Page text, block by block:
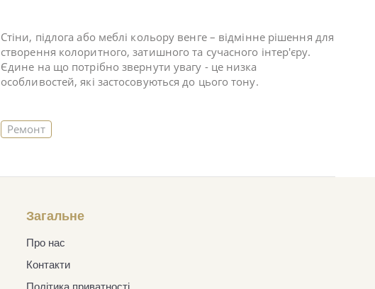
Стіни, підлога або меблі кольору венге – відмінне рішення для
створення колоритного, затишного та сучасного інтер'єру.
Єдине на що потрібно звернути увагу - це низка
особливостей, які застосовуються до цього тону.
Ремонт
Загальне
Про нас
Контакти